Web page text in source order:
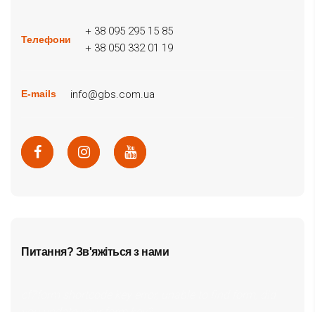
Телефони
+ 38 095 295 15 85
+ 38 050 332 01 19
E-mails info@gbs.com.ua
Питання? Зв'яжіться з нами